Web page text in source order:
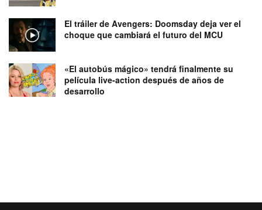
El tráiler de Avengers: Doomsday deja ver el
choque que cambiará el futuro del MCU
«El autobús mágico» tendrá finalmente su
película live-action después de años de
desarrollo